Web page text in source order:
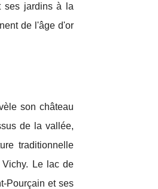
ses jardins à la
de l'âge d'or
son château
de la vallée,
traditionnelle
Le lac de
Pourçain et ses